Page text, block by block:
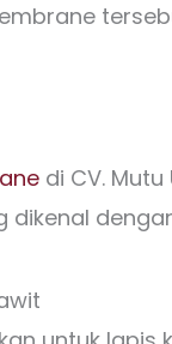
di CV.